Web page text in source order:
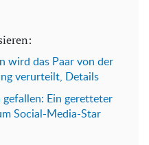
wird das Paar von der
verurteilt, Details
Ein geretteter
Social-Media-Star